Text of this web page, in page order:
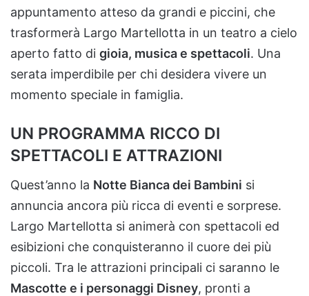
appuntamento atteso da grandi e piccini, che
trasformerà Largo Martellotta in un teatro a cielo
aperto fatto di gioia, musica e spettacoli. Una
serata imperdibile per chi desidera vivere un
momento speciale in famiglia.
UN PROGRAMMA RICCO DI
SPETTACOLI E ATTRAZIONI
Quest’anno la Notte Bianca dei Bambini si
annuncia ancora più ricca di eventi e sorprese.
Largo Martellotta si animerà con spettacoli ed
esibizioni che conquisteranno il cuore dei più
piccoli. Tra le attrazioni principali ci saranno le
Mascotte e i personaggi Disney, pronti a